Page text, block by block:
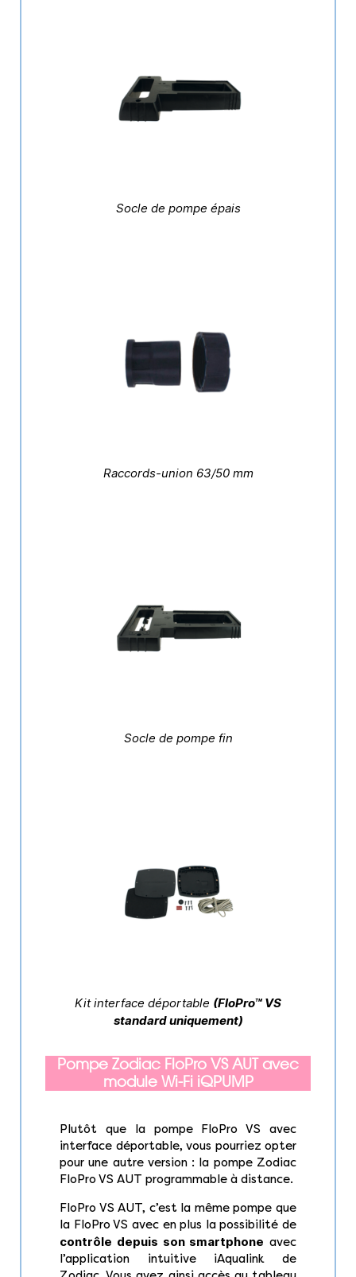
Socle de pompe épais
Socle de pompe fin
Raccords-union 63/50 mm
Kit interface déportable (FloPro™ VS
standard uniquement)
Pompe Zodiac FloPro VS AUT avec
module Wi-Fi iQPUMP
Plutôt que la pompe FloPro VS avec
interface déportable, vous pourriez opter
pour une autre version : la pompe Zodiac
FloPro VS AUT programmable à distance.
FloPro VS AUT, c’est la même pompe que
la FloPro VS avec en plus la possibilité de
contrôle depuis son smartphone avec
l’application intuitive iAqualink de